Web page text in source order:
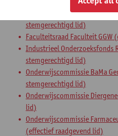
Bureau Onderwijscommissie
stemgerechtigd lid)
Faculteitsraad Faculteit
Industrieel Onderzoeksfonds
stemgerechtigd lid)
Onderwijscommissie BaMa
stemgerechtigd lid)
Onderwijscommissie
lid)
Onderwijscommissie
(effectief raadgevend lid)